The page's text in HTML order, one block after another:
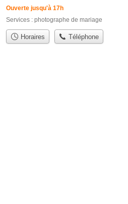
Ouverte jusqu'à 17h
Services : photographe de mariage
Horaires Téléphone